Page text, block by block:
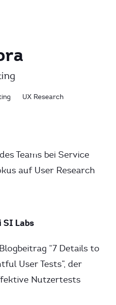
UX Research
Teams bei Service
auf User Research
Labs
“7 Details to
User Tests”, der
Nutzertests